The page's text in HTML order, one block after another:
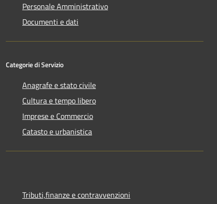
Personale Amministrativo
Documenti e dati
Categorie di Servizio
Anagrafe e stato civile
Cultura e tempo libero
Imprese e Commercio
Catasto e urbanistica
Tributi,finanze e contravvenzioni